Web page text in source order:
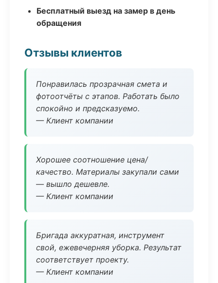
Бесплатный выезд на замер в день
обращения
Отзывы клиентов
Понравилась прозрачная смета и
фотоотчёты с этапов. Работать было
спокойно и предсказуемо.
— Клиент компании
Хорошее соотношение цена/
качество. Материалы закупали сами
— вышло дешевле.
— Клиент компании
Бригада аккуратная, инструмент
свой, ежевечерняя уборка. Результат
соответствует проекту.
— Клиент компании